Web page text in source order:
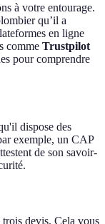
à votre entourage.
qu’il a
en ligne
comme Trustpilot
pour comprendre
dispose des
exemple, un CAP
de son savoir-
trois devis. Cela vous